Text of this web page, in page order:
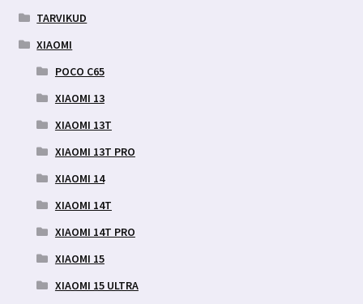
TARVIKUD
XIAOMI
POCO C65
XIAOMI 13
XIAOMI 13T
XIAOMI 13T PRO
XIAOMI 14
XIAOMI 14T
XIAOMI 14T PRO
XIAOMI 15
XIAOMI 15 ULTRA